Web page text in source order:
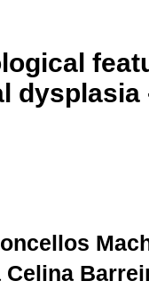
dysplasia
Celina